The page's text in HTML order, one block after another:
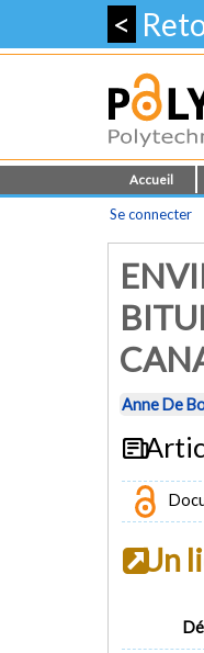
<
Accueil
Se connecter
Anne De
Un